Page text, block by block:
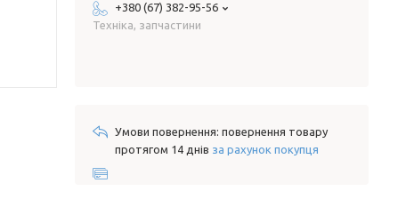
+380 (67) 382-95-56
Техніка, запчастини
повернення товару
протягом 14 днів за рахунок покупця